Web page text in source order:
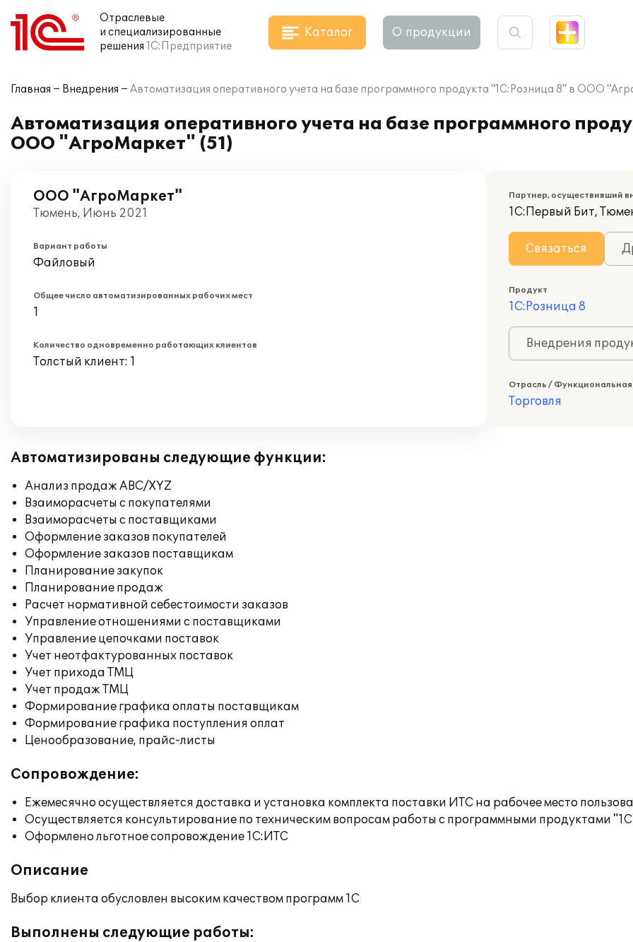
Отраслевые
и специализированные
решения 1С:Предприятие
Каталог О продукции
Главная Внедрения Автоматизация оперативного учета на базе программного продукта "1С:Розница 8" в ООО
Автоматизация оперативного учета на базе программного
ООО "АгроМаркет" (51)
ООО "АгроМаркет"
Тюмень, Июнь 2021
Вариант работы
Файловый
Общее число автоматизированных рабочих мест
1
Количество одновременно работающих клиентов
Толстый клиент: 1
Партнер, осуществивший
1С:Первый Бит,
Связаться
Продукт
1С:Розница 8
Внедрения
Отрасль / Функциональная
Торговля
Автоматизированы следующие функции:
Анализ продаж ABC/XYZ
Взаиморасчеты с покупателями
Взаиморасчеты с поставщиками
Оформление заказов покупателей
Оформление заказов поставщикам
Планирование закупок
Планирование продаж
Расчет нормативной себестоимости заказов
Управление отношениями с поставщиками
Управление цепочками поставок
Учет неотфактурованных поставок
Учет прихода ТМЦ
Учет продаж ТМЦ
Формирование графика оплаты поставщикам
Формирование графика поступления оплат
Ценообразование, прайс-листы
Сопровождение:
Ежемесячно осуществляется доставка и установка комплекта поставки ИТС на рабочее место
Осуществляется консультирование по техническим вопросам работы с программными продуктами
Оформлено льготное сопровождение 1С:ИТС
Описание
Выбор клиента обусловлен высоким качеством программ 1С
Выполнены следующие работы: